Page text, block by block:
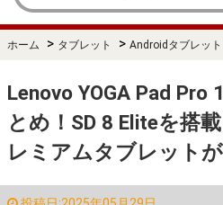
ホーム > タブレット > Androidタブレット
Lenovo YOGA Pad Pro
とめ！SD 8 Eliteを搭
レミアムタブレットが